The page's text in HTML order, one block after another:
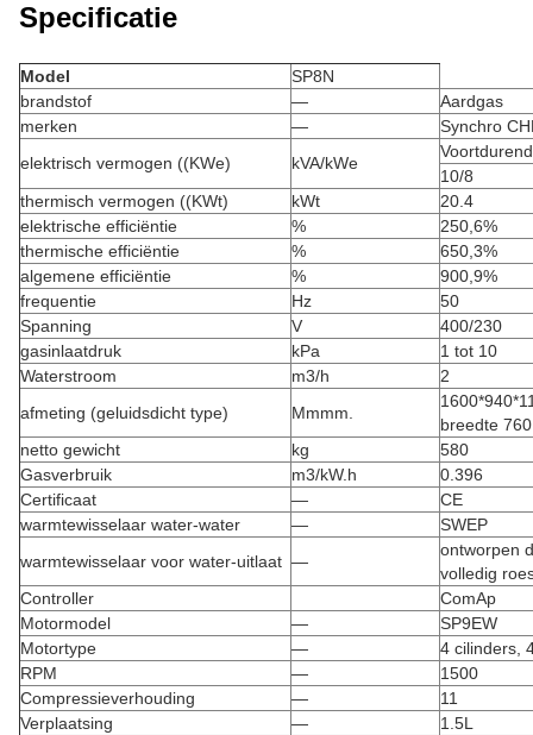
Specificatie
Model
SP8N
brandstof
—
Aardgas
merken
—
Synchro
elektrisch vermogen ((KWe)
kVA/kWe
10/8
thermisch vermogen ((KWt)
kWt
20.4
elektrische efficiëntie
%
250,6%
thermische efficiëntie
%
650,3%
algemene efficiëntie
%
900,9%
frequentie
Hz
50
Spanning
V
400/230
gasinlaatdruk
kPa
1 tot 10
Waterstroom
m3/h
2
afmeting (geluidsdicht type)
Mmmm.
breedte 760
netto gewicht
kg
580
Gasverbruik
m3/kW.h
0.396
Certificaat
—
CE
warmtewisselaar water-water
—
SWEP
warmtewisselaar voor water-uitlaat —
ontworpen
volledig
Controller
ComAp
Motormodel
—
SP9EW
Motortype
—
4 cilinders,
RPM
—
1500
Compressieverhouding
—
11
Verplaatsing
—
1.5L